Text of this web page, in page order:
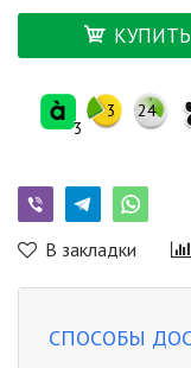
КУПИТЬ
3
3 24
В закладки
СПОСОБЫ